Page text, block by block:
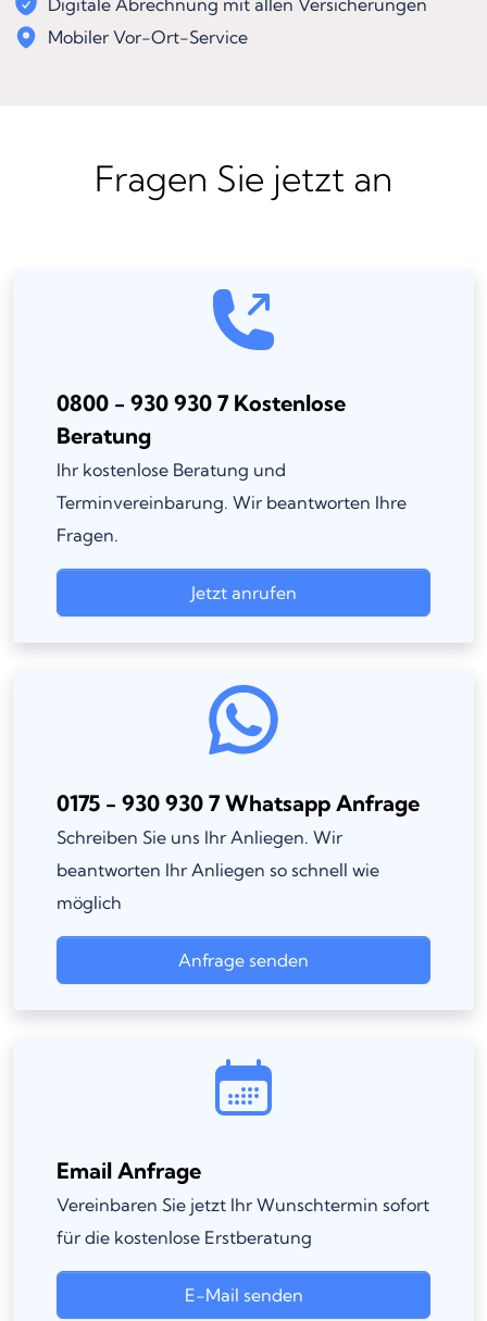
Digitale Abrechnung mit allen Versicherungen
Mobiler Vor-Ort-Service
Fragen Sie jetzt an
0800 - 930 930 7 Kostenlose
Beratung
Ihr kostenlose Beratung und
Terminvereinbarung. Wir beantworten Ihre
Fragen.
Jetzt anrufen
0175 - 930 930 7 Whatsapp Anfrage
Schreiben Sie uns Ihr Anliegen. Wir
beantworten Ihr Anliegen so schnell wie
möglich
Anfrage senden
Email Anfrage
Vereinbaren Sie jetzt Ihr Wunschtermin sofort
für die kostenlose Erstberatung
E-Mail senden